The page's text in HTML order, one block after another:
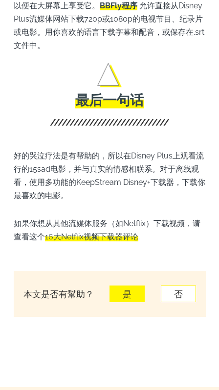
以便在大屏幕上享受它。 BBFly程序允许直接从Disney
Plus流媒体网站下载720p或1080p的电视节目、纪录片
或电影。用你喜欢的语言下载字幕和配音，或保存在.srt
文件中。
最后一句话
好的哭泣疗法是有帮助的，所以在Disney Plus上观看流
行的15sad电影，并与真实的情感相联系。对于离线观
看，使用多功能的KeepStream Disney+下载器，下载你
最喜欢的电影。
如果你想从其他流媒体服务（如Netflix）下载视频，请
查看这个16大Netflix视频下载器评论.
本文是否有幫助？ 是 否